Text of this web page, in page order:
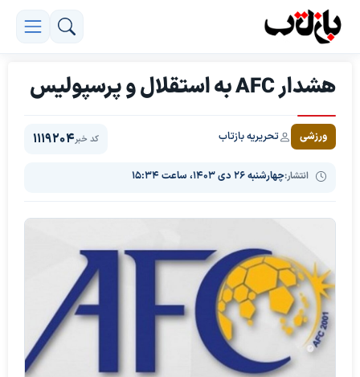
هشدار AFC به استقلال و پرسپولیس
ورزشی تحریریه بازتاب
انتشار:چهارشنبه ۲۶ دی ۱۴۰۳، ساعت ۱۵:۳۴
کد خبر1119204